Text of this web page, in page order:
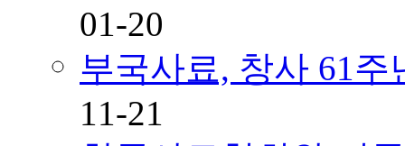
01-20
부국사료, 창사 61
11-21